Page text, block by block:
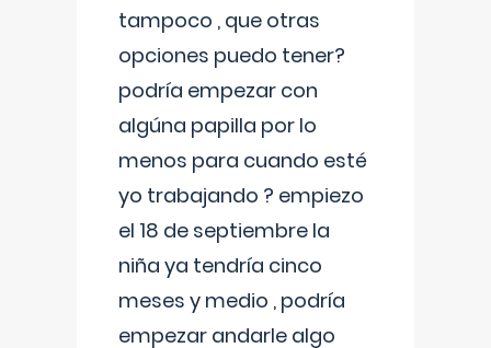
tampoco , que otras
opciones puedo tener?
podría empezar con
algúna papilla por lo
menos para cuando esté
yo trabajando ? empiezo
el 18 de septiembre la
niña ya tendría cinco
meses y medio , podría
empezar andarle algo